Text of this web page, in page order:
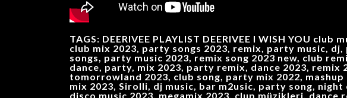
TAGS: DEERIVEE PLAYLIST DEERIVEE I WISH YOU
club mix 2023, party songs 2023, remix, party music,
songs, party music 2023, remix song 2023 new, club
dance, party, mix 2023, party remix, dance 2023, remix
tomorrowland 2023, club song, party mix 2022,
mix 2023, Sirolli, dj music, bar m2usic, party song,
disco music 2023, megamix 2023, clup müzikleri,